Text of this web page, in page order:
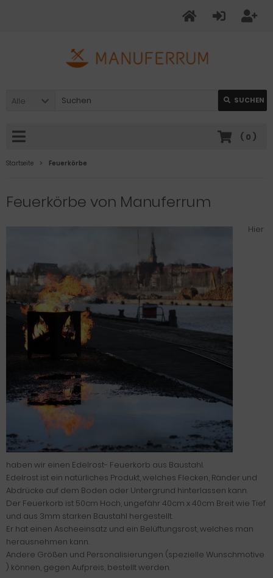
Alle SUCHEN
( 0 )
Startseite Feuerkörbe
Feuerkörbe von Manuferrum
Hier
haben wir einen Edelrost- Feuerkorb aus Baustahl.
Edelrost ist ein natürliches Produkt, welches Flecken, Ränder und
Abdrücke auf dem Boden oder Untergrund hinterlassen kann.
Der Feuerkorb ist 50cm Hoch, ungefähr 40cm x 40cm Breit wie Tief
und aus 3mm starken Baustahl hergestellt.
Er hat einen Ascheeinsatz und ein Belüftungsrost, welches man
herausnehmen kann.
Andere Größen und Personalisierungen (spezielle Wunschmotive
) können, gegen Aufpreis, bestellt werden.